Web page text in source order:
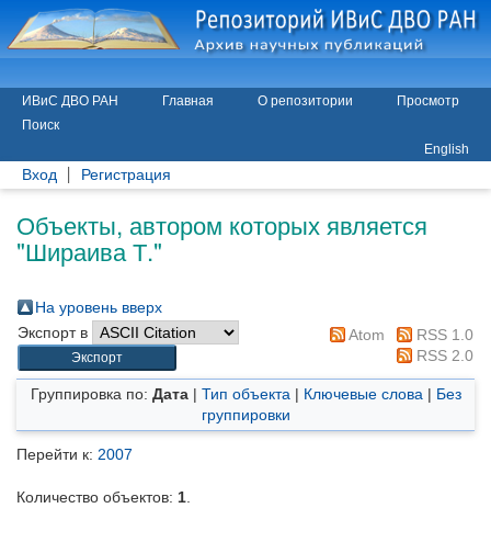
ИВиС ДВО РАН Главная О репозитории
Просмотр
Поиск
English
Вход Регистрация
Объекты, автором которых является
"Шираива Т."
На уровень вверх
Экспорт в
Atom
RSS 1.0
RSS 2.0
Группировка по: Дата| Тип объекта | Ключевые слова | Без
группировки
Перейти к: 2007
Количество объектов: 1